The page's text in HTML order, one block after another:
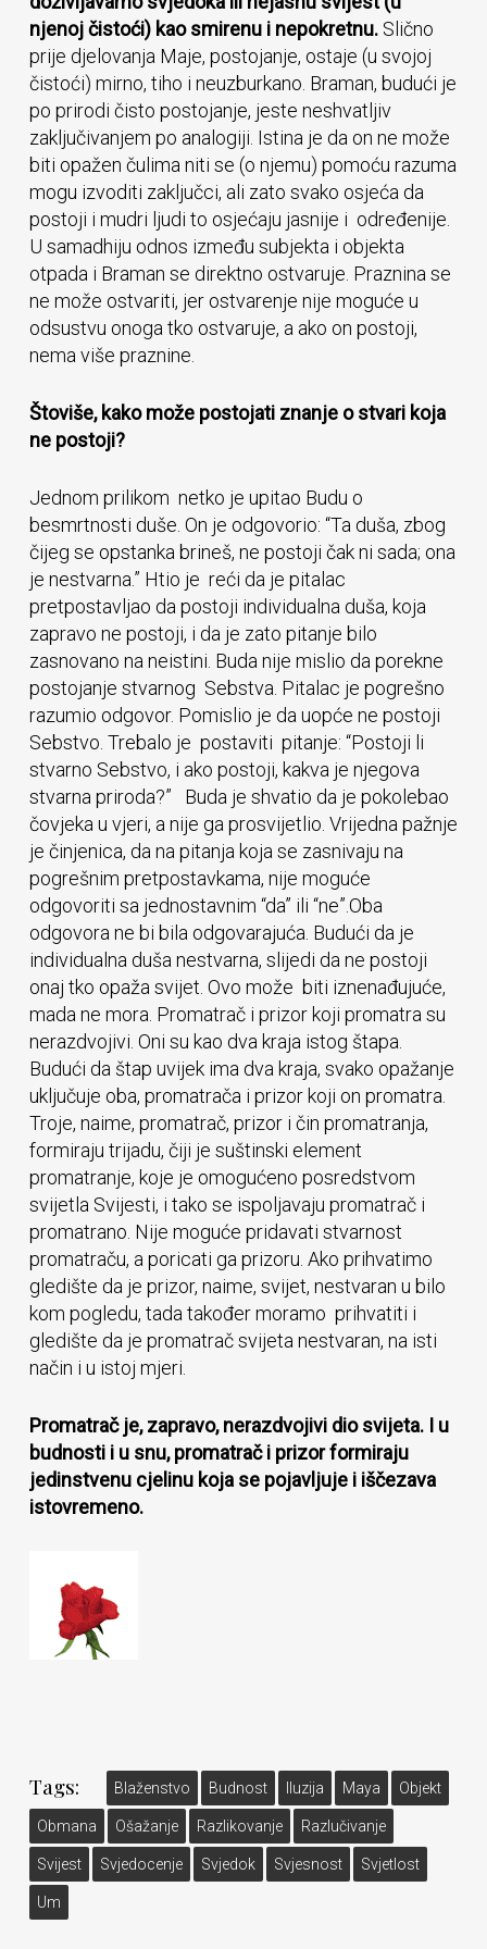
njenoj čistoći) kao smirenu i nepokretnu.Slično
prije djelovanja Maje, postojanje, ostaje (u svojoj
čistoći) mirno, tiho i neuzburkano. Braman, budući je
po prirodi čisto postojanje, jeste neshvatljiv
zaključivanjem po analogiji. Istina je da on ne može
biti opažen čulima niti se (o njemu) pomoću razuma
mogu izvoditi zaključci, ali zato svako osjeća da
postoji i mudri ljudi to osjećaju jasnije i određenije.
U samadhiju odnos između subjekta i objekta
otpada i Braman se direktno ostvaruje. Praznina se
ne može ostvariti, jer ostvarenje nije moguće u
odsustvu onoga tko ostvaruje, a ako on postoji,
nema više praznine.
Štoviše, kako može postojati znanje o stvari koja
ne postoji?
Jednom prilikom netko je upitao Budu o
besmrtnosti duše. On je odgovorio: “Ta duša, zbog
čijeg se opstanka brineš, ne postoji čak ni sada; ona
je nestvarna.” Htio je reći da je pitalac
pretpostavljao da postoji individualna duša, koja
zapravo ne postoji, i da je zato pitanje bilo
zasnovano na neistini. Buda nije mislio da porekne
postojanje stvarnog Sebstva. Pitalac je pogrešno
razumio odgovor. Pomislio je da uopće ne postoji
Sebstvo. Trebalo je postaviti pitanje: “Postoji li
stvarno Sebstvo, i ako postoji, kakva je njegova
stvarna priroda?” Buda je shvatio da je pokolebao
čovjeka u vjeri, a nije ga prosvijetlio. Vrijedna pažnje
je činjenica, da na pitanja koja se zasnivaju na
pogrešnim pretpostavkama, nije moguće
odgovoriti sa jednostavnim “da” ili “ne”.Oba
odgovora ne bi bila odgovarajuća. Budući da je
individualna duša nestvarna, slijedi da ne postoji
onaj tko opaža svijet. Ovo može biti iznenađujuće,
mada ne mora. Promatrač i prizor koji promatra su
nerazdvojivi. Oni su kao dva kraja istog štapa.
Budući da štap uvijek ima dva kraja, svako opažanje
uključuje oba, promatrača i prizor koji on promatra.
Troje, naime, promatrač, prizor i čin promatranja,
formiraju trijadu, čiji je suštinski element
promatranje, koje je omogućeno posredstvom
svijetla Svijesti, i tako se ispoljavaju promatrač i
promatrano. Nije moguće pridavati stvarnost
promatraču, a poricati ga prizoru. Ako prihvatimo
gledište da je prizor, naime, svijet, nestvaran u bilo
kom pogledu, tada također moramo prihvatiti i
gledište da je promatrač svijeta nestvaran, na isti
način i u istoj mjeri.
Promatrač je, zapravo, nerazdvojivi dio svijeta. I u
budnosti i u snu, promatrač i prizor formiraju
jedinstvenu cjelinu koja se pojavljuje i iščezava
istovremeno.
Tags: Blaženstvo Budnost Iluzija Maya Objekt
Obmana Ošažanje Razlikovanje Razlučivanje
Svijest Svjedocenje Svjedok Svjesnost Svjetlost
Um